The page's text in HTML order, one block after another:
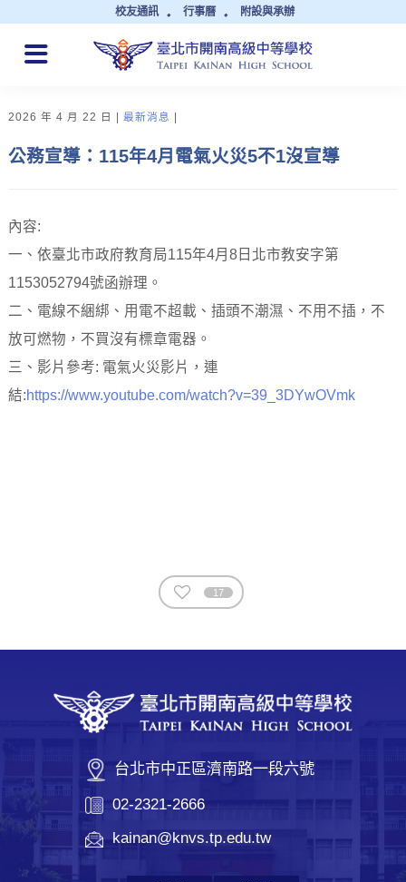
校友通訊 行事曆 附設與承辦
QUICK LINKS
2026 年 4 月 22 日 最新消息
公務宣導：115年4月電氣火災5不1沒宣導
內容:
一、依臺北市政府教育局115年4月8日北市教安字第
1153052794號函辦理。
二、電線不綑綁、用電不超載、插頭不潮濕、不用不插，不
放可燃物，不買沒有標章電器。
三、影片參考: 電氣火災影片，連
結:https://www.youtube.com/watch?v=39_3DYwOVmk
17
台北市中正區濟南路一段六號
02-2321-2666
kainan@knvs.tp.edu.tw